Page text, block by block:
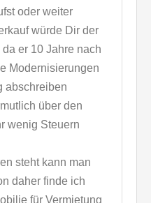
oder weiter
würde Dir der
er 10 Jahre nach
Modernisierungen
abschreiben
über den
wenig Steuern
steht kann man
daher finde ich
für Vermietung